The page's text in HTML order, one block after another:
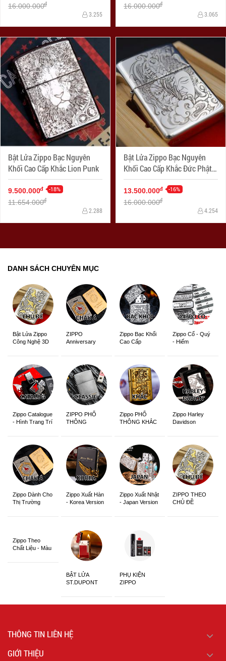
16.000.000đ
3.255
16.000.000đ
3.065
Bật Lửa Zippo Bạc Nguyên
Khối Cao Cấp Khắc Lion Punk
9.500.000đ -18%
11.654.000đ
2.288
Bật Lửa Zippo Bạc Nguyên
Khối Cao Cấp Khắc Đức Phật
Và Quỷ Bản Armor
13.500.000đ -16%
16.000.000đ
4.254
DANH SÁCH CHUYÊN MỤC
Bật Lửa Zippo
Công Nghệ 3D
ZIPPO
Anniversary
Zippo Bạc Khối
Cao Cấp
Zippo Cổ - Quý
- Hiếm
Zippo Catalogue
- Hình Trang Trí
ZIPPO PHỔ
THÔNG
Zippo PHỔ
THÔNG KHẮC
Zippo Harley
Davidson
Zippo Dành Cho
Thị Trường
Zippo Xuất Hàn
- Korea Version
Zippo Xuất Nhật
- Japan Version
ZIPPO THEO
CHỦ ĐỀ
Zippo Theo
Chất Liệu - Màu
BẬT LỬA
ST.DUPONT
PHỤ KIỆN
ZIPPO
THÔNG TIN LIÊN HỆ
GIỚI THIỆU